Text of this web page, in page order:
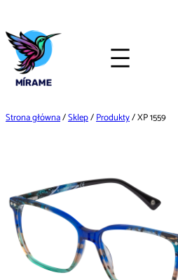
do
treści
Strona główna/Sklep/Produkty/ XP 1559